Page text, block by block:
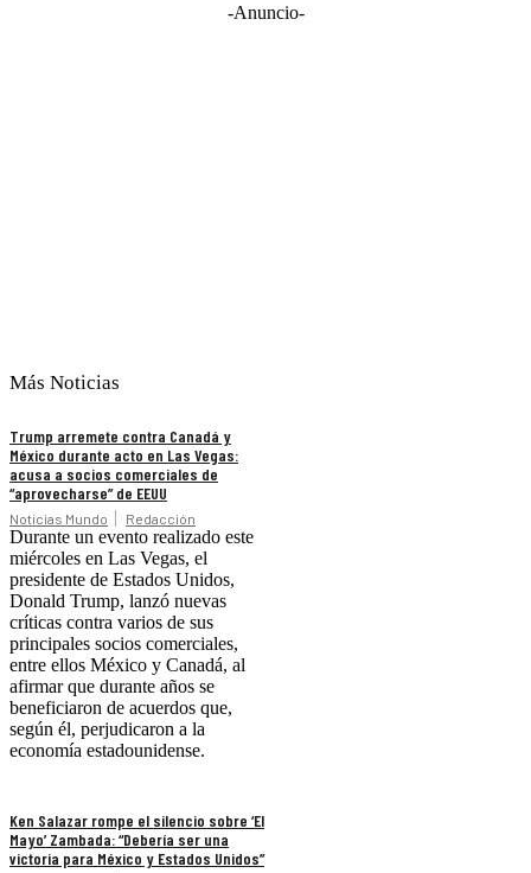
-Anuncio-
Más Noticias
Trump arremete contra Canadá y
México durante acto en Las Vegas:
acusa a socios comerciales de
“aprovecharse” de EEUU
Noticias Mundo Redacción
Durante un evento realizado este
miércoles en Las Vegas, el
presidente de Estados Unidos,
Donald Trump, lanzó nuevas
críticas contra varios de sus
principales socios comerciales,
entre ellos México y Canadá, al
afirmar que durante años se
beneficiaron de acuerdos que,
según él, perjudicaron a la
economía estadounidense.
Ken Salazar rompe el silencio sobre ‘El
Mayo’ Zambada: “Debería ser una
victoria para México y Estados Unidos”